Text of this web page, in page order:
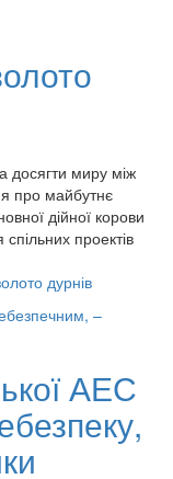
досягти миру між
про майбутнє
дійної корови
проектів
дурнів
АЕС